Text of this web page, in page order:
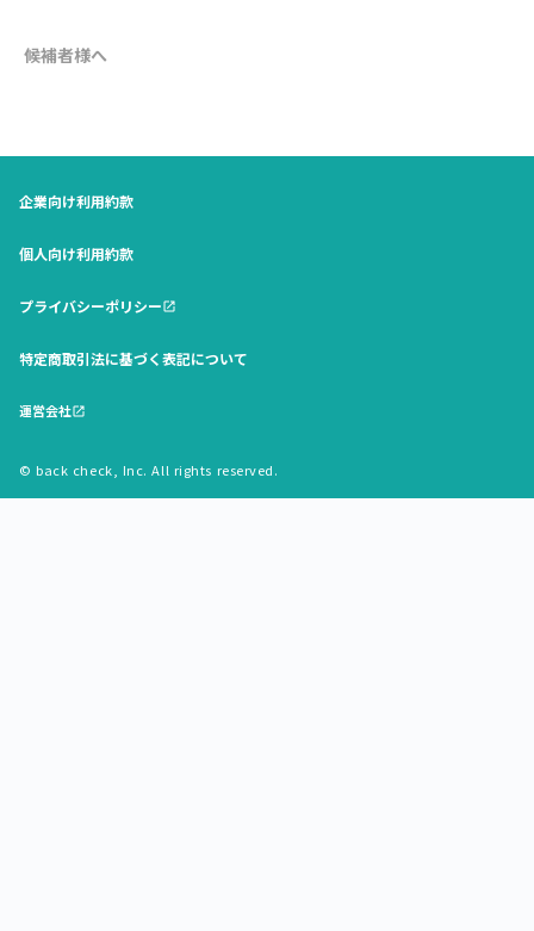
候補者様へ
企業向け利用約款
個人向け利用約款
プライバシーポリシーopen_in_new
特定商取引法に基づく表記について
運営会社open_in_new
© back check, Inc. All rights reserved.